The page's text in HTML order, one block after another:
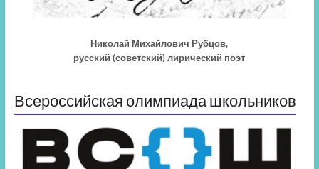
Николай Михайлович Рубцов,
русский (советский) лирический поэт
Всероссийская олимпиада школьников